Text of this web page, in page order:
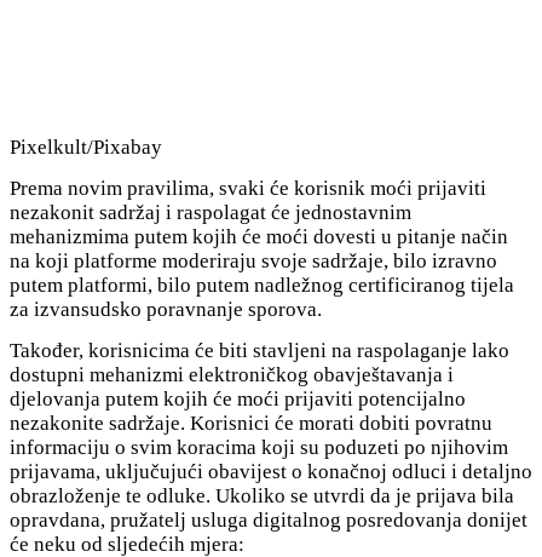
Pixelkult/Pixabay
Prema novim pravilima, svaki će korisnik moći prijaviti
nezakonit sadržaj i raspolagat će jednostavnim
mehanizmima putem kojih će moći dovesti u pitanje način
na koji platforme moderiraju svoje sadržaje, bilo izravno
putem platformi, bilo putem nadležnog certificiranog tijela
za izvansudsko poravnanje sporova.
Također, korisnicima će biti stavljeni na raspolaganje lako
dostupni mehanizmi elektroničkog obavještavanja i
djelovanja putem kojih će moći prijaviti potencijalno
nezakonite sadržaje. Korisnici će morati dobiti povratnu
informaciju o svim koracima koji su poduzeti po njihovim
prijavama, uključujući obavijest o konačnoj odluci i detaljno
obrazloženje te odluke. Ukoliko se utvrdi da je prijava bila
opravdana, pružatelj usluga digitalnog posredovanja donijet
će neku od sljedećih mjera: